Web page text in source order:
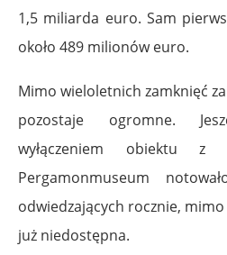
1,5 miliarda euro. Sam
około 489 milionów euro.
Mimo wieloletnich zamknięć
pozostaje ogromne.
wyłączeniem obiektu z
Pergamonmuseum
odwiedzających rocznie, mimo
już niedostępna.